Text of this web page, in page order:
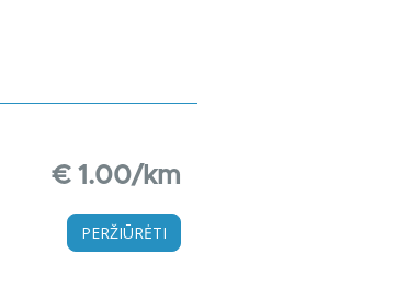
€ 1.00/km
PERŽIŪRĖTI